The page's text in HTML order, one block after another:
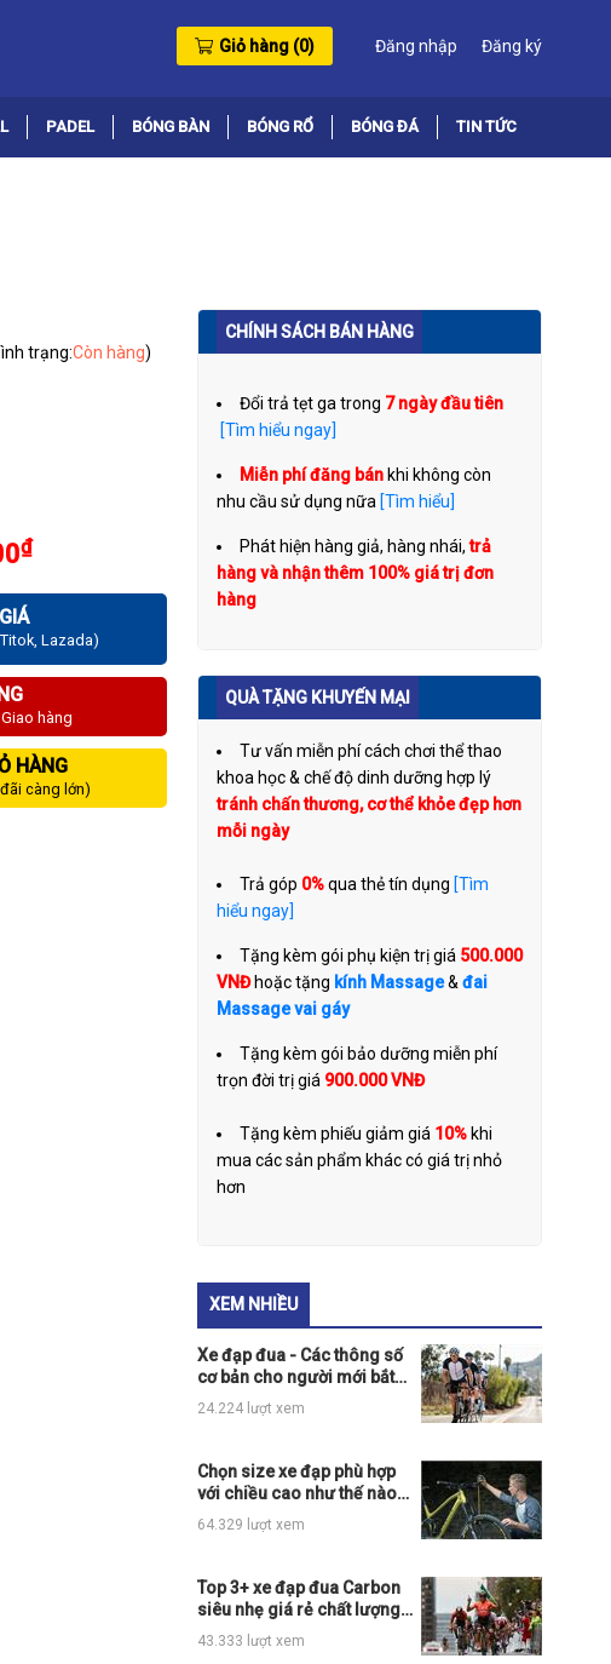
Giỏ hàng (0) Đăng nhập Đăng ký
PADEL BÓNG BÀN BÓNG RỔ BÓNG ĐÁ TIN TỨC
trạng:Còn hàng)
₫
Lazada)
hàng
HÀNG
càng lớn)
CHÍNH SÁCH BÁN HÀNG
Đổi trả tẹt ga trong 7 ngày đầu tiên
[Tìm hiểu ngay]
Miễn phí đăng bán khi không còn
nhu cầu sử dụng nữa [Tìm hiểu]
Phát hiện hàng giả, hàng nhái,trả
hàng và nhận thêm 100% giá trị đơn
hàng
QUÀ TẶNG KHUYẾN MẠI
Tư vấn miễn phí cách chơi thể thao
khoa học & chế độ dinh dưỡng hợp lý
tránh chấn thương, cơ thể khỏe đẹp hơn
mỗi ngày
Trả góp 0%qua thẻ tín dụng [Tìm
hiểu ngay]
Tặng kèm gói phụ kiện trị giá 500.000
VNĐ hoặc tặng kính Massage&đai
Massage vai gáy
Tặng kèm gói bảo dưỡng miễn phí
trọn đời trị giá 900.000 VNĐ
Tặng kèm phiếu giảm giá 10% khi
mua các sản phẩm khác có giá trị nhỏ
hơn
XEM NHIỀU
Xe đạp đua - Các thông số
cơ bản cho người mới bắt
đầu
24.224 lượt xem
Chọn size xe đạp phù hợp
với chiều cao như thế nào
cho đúng?
64.329 lượt xem
Top 3+ xe đạp đua Carbon
siêu nhẹ giá rẻ chất lượng
nhất thị trường
43.333 lượt xem